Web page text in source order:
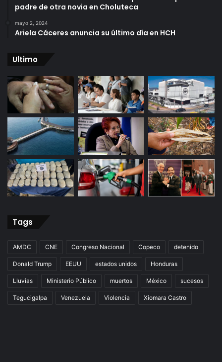
padre de otra novia en Choluteca
mayo 2, 2024
Ariela Cáceres anuncia su último día en HCH
Ultimo
Tags
AMDC CNE Congreso Nacional Copeco detenido
Donald Trump EEUU estados unidos Honduras
Lluvias Ministerio Público muertos México sucesos
Tegucigalpa Venezuela Violencia Xiomara Castro